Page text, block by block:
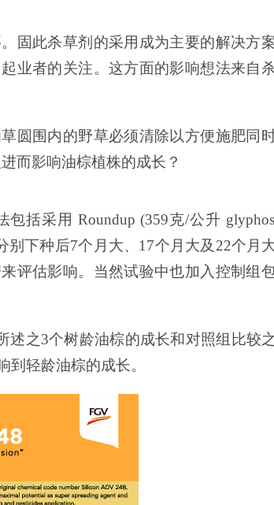
固此杀草剂的采用成为主要的解决方
业者的关注。这方面的影响想法来自
圆围内的野草必须清除以方便施肥同
而影响油棕植株的成长？
括采用 Roundup (359克/公升
别下种后7个月大、17个月大及22个月
评估影响。当然试验中也加入控制组
述之3个树龄油棕的成长和对照组比较
轻龄油棕的成长。